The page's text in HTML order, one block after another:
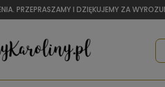
PRZEPRASZAMY I DZIĘKUJEMY ZA